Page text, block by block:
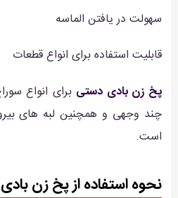
سهولت در یافتن الماسه
قابلیت استفاده برای انواع قطعات
پخ زن بادی دستی برای انواع
چند وجهی و همچنین لبه های
است.
نحوه استفاده از پخ زن